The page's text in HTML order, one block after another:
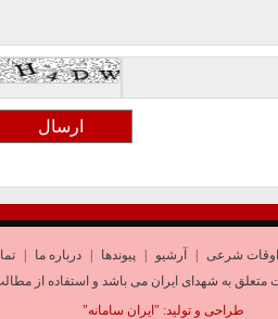
اوقات شرعی | آرشیو | پیوندها | درباره ما |
به شهدای ایران می باشد و استفاده از مطالب
طراحی و تولید: "ایران سامانه"